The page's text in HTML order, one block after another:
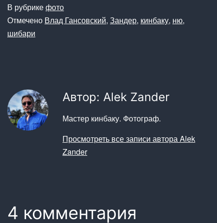
В рубрикефото
Отмечено Влад Гансовский, Зандер, кинбаку, ню,
шибари
Автор: Alek Zander
Мастер кинбаку. Фотограф.
Просмотреть все записи автора Alek
Zander
4 комментария